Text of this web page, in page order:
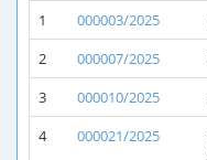
1 000003/2025
2
000007/2025
3
000010/2025
4
000021/2025